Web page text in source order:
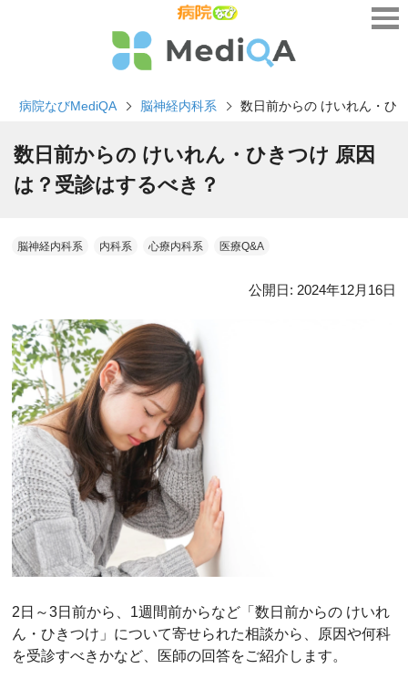
病院なびMediQA 脳神経内科系 数日前からの けいれん・ひ
数日前からの けいれん・ひきつけ 原因
は？受診はするべき？
脳神経内科系 内科系 心療内科系 医療Q&A
公開日: 2024年12月16日
2日～3日前から、1週間前からなど「数日前からの けいれ
ん・ひきつけ」について寄せられた相談から、原因や何科
を受診すべきかなど、医師の回答をご紹介します。